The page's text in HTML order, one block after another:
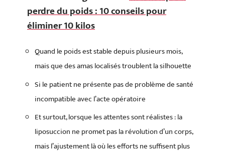
perdre du poids : 10 conseils pour
éliminer 10 kilos
Quand le poids est stable depuis plusieurs mois,
mais que des amas localisés troublent la silhouette
Si le patient ne présente pas de problème de santé
incompatible avec l’acte opératoire
Et surtout, lorsque les attentes sont réalistes : la
liposuccion ne promet pas la révolution d’un corps,
mais l’ajustement là où les efforts ne suffisent plus